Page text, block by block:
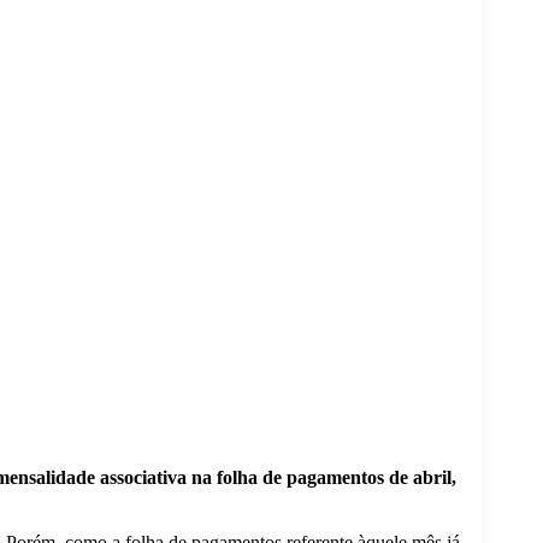
associativa na folha de pagamentos de abril,